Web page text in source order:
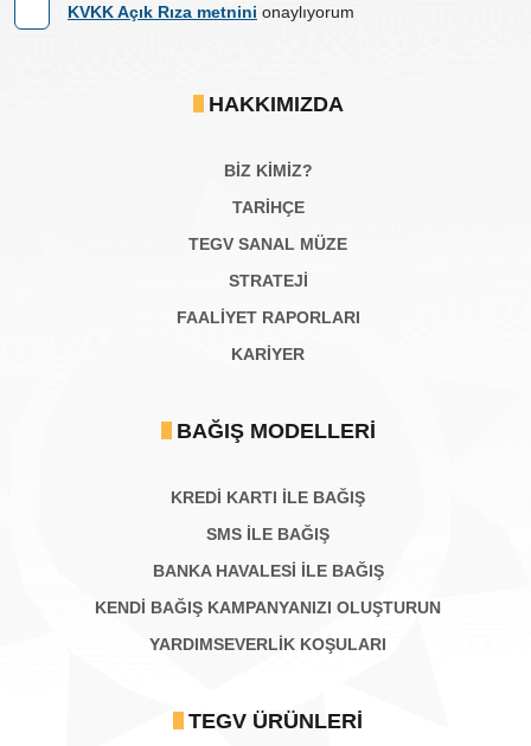
KVKK Açık Rıza metnini onaylıyorum
HAKKIMIZDA
BİZ KİMİZ?
TARİHÇE
TEGV SANAL MÜZE
STRATEJİ
FAALİYET RAPORLARI
KARIYER
BAĞIŞ MODELLERI
KREDİ KARTI İLE BAĞIŞ
SMS İLE BAĞIŞ
BANKA HAVALESİ İLE BAĞIŞ
KENDİ BAĞIŞ KAMPANYANIZI OLUŞTURUN
YARDIMSEVERLİK KOŞULARI
TEGV ÜRÜNLERI